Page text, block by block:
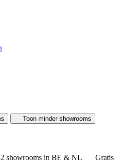
Toon minder showrooms
showrooms in BE & NL
Gratis